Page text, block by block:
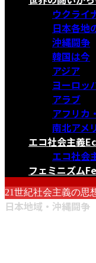
ウクライ
日本各地
沖縄闘争
韓国は今
アジア
ヨーロッ
アラブ
アフリカ
南北アメ
エコ社会主義
エコ社会
フェミニズム
21世紀社会主義の思
日本地域・沖縄闘争